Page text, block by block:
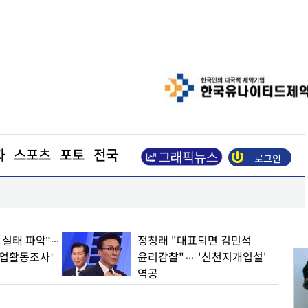
스포츠 포토 전국 로그인
태 파악”…
활동조사’
정청래 "대표되면 김민석
윤리감찰"… '신천지개입설'
역공